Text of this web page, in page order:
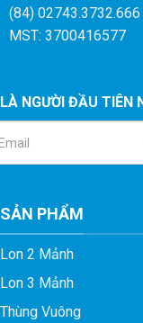
(84)
MST: 3700416577
LÀ NGƯỜI ĐẦU TIÊN
SẢN PHẨM
Lon 2 Mảnh
Lon 3 Mảnh
Thùng Vuông